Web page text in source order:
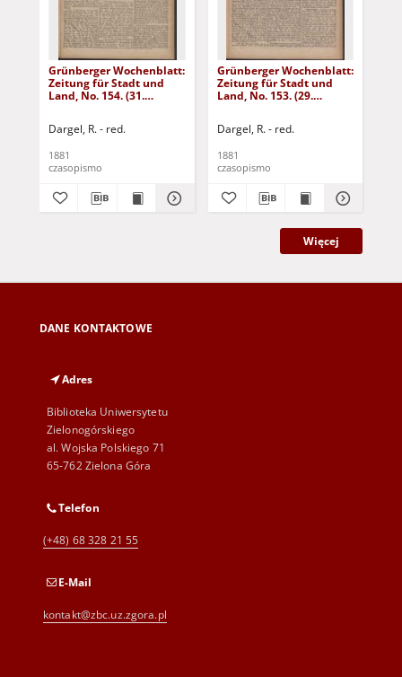
Grünberger Wochenblatt:
Zeitung für Stadt und
Land, No. 154. (31.
Dargel, R. - red.
1881
czasopismo
Grünberger Wochenblatt:
Zeitung für Stadt und
Land, No. 153. (29.
Dargel, R. - red.
1881
czasopismo
Więcej
DANE KONTAKTOWE
Adres
Biblioteka Uniwersytetu
Zielonogórskiego
al. Wojska Polskiego 71
65-762 Zielona Góra
Telefon
(+48) 68 328 21 55
E-Mail
kontakt@zbc.uz.zgora.pl